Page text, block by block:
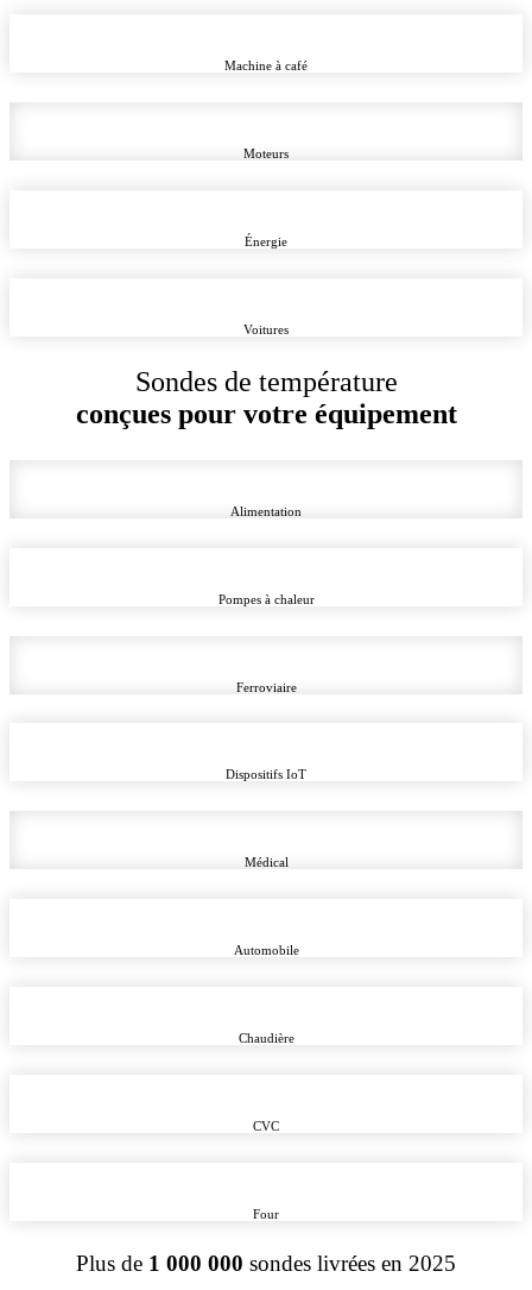
Machine à café
Moteurs
Énergie
Voitures
Sondes de température
conçues pour votre équipement
Alimentation
Pompes à chaleur
Ferroviaire
Dispositifs IoT
Médical
Automobile
Chaudière
CVC
Four
Plus de 1 000 000 sondes livrées en 2025